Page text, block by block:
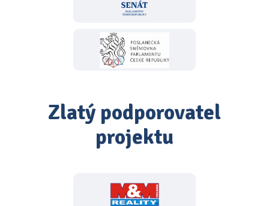
Zlatý podporovatel
projektu